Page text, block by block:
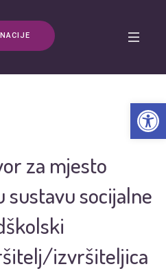
za mjesto
socijalne
izvršiteljica